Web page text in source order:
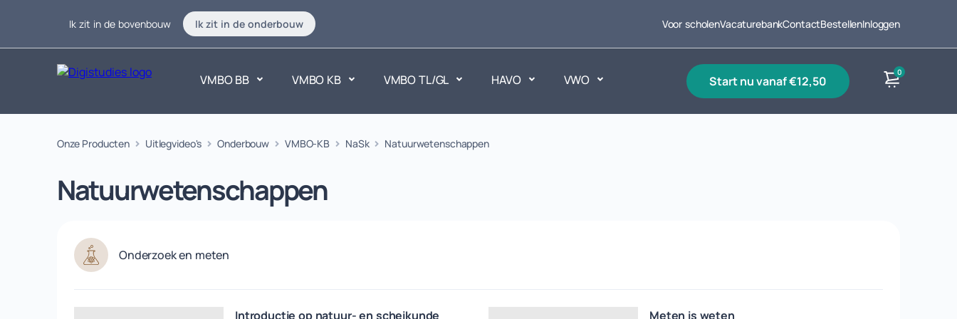
Ik zit in de bovenbouw Ik zit in de onderbouw Voor scholenVacaturebankContactBestellenInloggen
VMBO BB VMBO KB VMBO TL/GL HAVO VWO start nu vanaf €12,50
0
Exacte vakken Taalvakken Maatschappijvakken
Onze Producten Uitlegvideo's Onderbouw VMBO-KB NaSk Natuurwetenschappen
Natuurwetenschappen
Onderzoek en meten
Introductie op natuur- en scheikunde Meten is weten